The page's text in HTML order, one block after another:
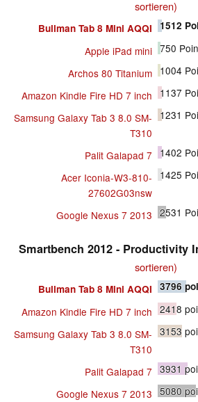
sortieren)
Bullman Tab 8 Mini AQQI 1512
Apple iPad mini 750
Archos 80 Titanium 1004
Amazon Kindle Fire HD 7 inch
1137
Samsung Galaxy Tab 3 8.0 SM-
T310
1231
Palit Galapad 7 1402
Acer Iconia-W3-810-
27602G03nsw
1425
Google Nexus 7 2013 2531
Smartbench 2012 - Productivity
sortieren)
Bullman Tab 8 Mini AQQI 3796
Amazon Kindle Fire HD 7 inch 2418
Samsung Galaxy Tab 3 8.0 SM-
T310
3153
Palit Galapad 7 3931
Google Nexus 7 2013 5080